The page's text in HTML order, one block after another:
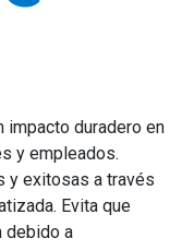
impacto duradero en
y empleados.
y exitosas a través
Evita que
debido a